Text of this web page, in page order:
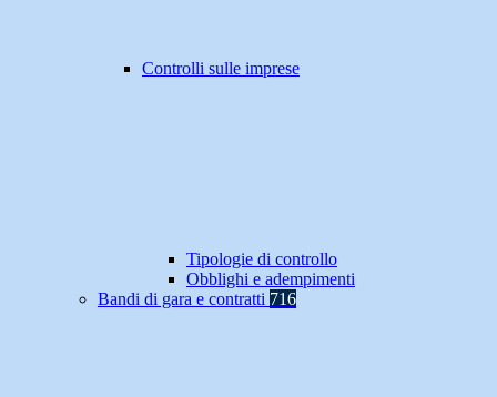
Controlli sulle imprese
Tipologie di controllo
Obblighi e adempimenti
Bandi di gara e contratti 716